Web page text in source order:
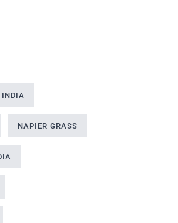
INDIA
NAPIER GRASS